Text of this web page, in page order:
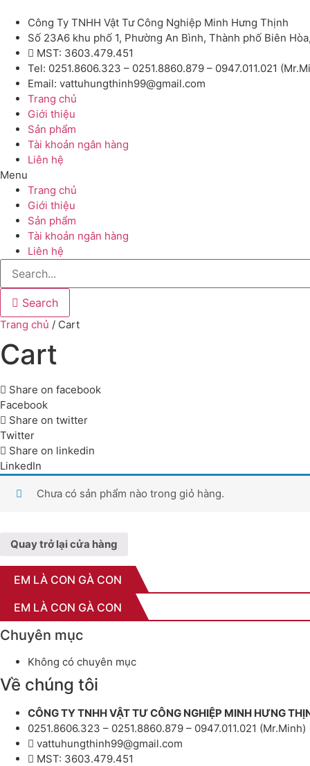
Công Ty TNHH Vật Tư Công Nghiệp Minh Hưng Thịnh
Số 23A6 khu phố 1, Phường An Bình, Thành phố Biên
MST: 3603.479.451
Tel: 0251.8606.323 – 0251.8860.879 – 0947.011.021
Email: vattuhungthinh99@gmail.com
Trang chủ
Giới thiệu
Sản phẩm
Tài khoản ngân hàng
Liên hệ
Menu
Trang chủ
Giới thiệu
Sản phẩm
Tài khoản ngân hàng
Liên hệ
Search
Trang chủ / Cart
Cart
Share on facebook
Facebook
Share on twitter
Twitter
Share on linkedin
LinkedIn
Chưa có sản phẩm nào trong giỏ hàng.
Quay trở lại cửa hàng
EM LÀ CON GÀ CON
EM LÀ CON GÀ CON
Chuyên mục
Không có chuyên mục
Về chúng tôi
CÔNG TY TNHH VẬT TƯ CÔNG NGHIỆP MINH HƯNG
0251.8606.323 – 0251.8860.879 – 0947.011.021 (Mr.Minh)
vattuhungthinh99@gmail.com
MST: 3603.479.451